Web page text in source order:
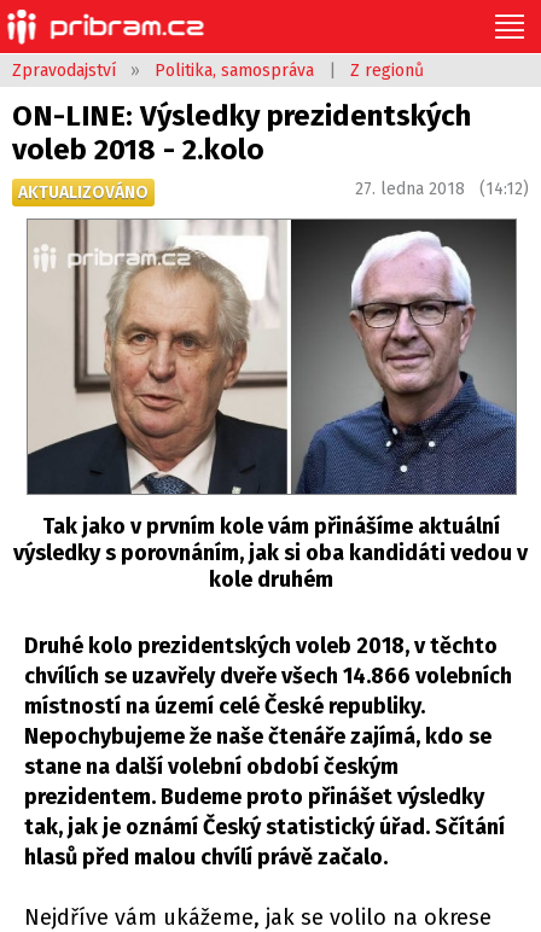
Zpravodajství » Politika, samospráva Z regionů
ON-LINE: Výsledky prezidentských
voleb 2018 - 2.kolo
AKTUALIZOVÁNO 27. ledna 2018 (14:12)
Tak jako v prvním kole vám přinášíme aktuální
výsledky s porovnáním, jak si oba kandidáti vedou v
kole druhém
Druhé kolo prezidentských voleb 2018, v těchto
chvílích se uzavřely dveře všech 14.866 volebních
místností na území celé České republiky.
Nepochybujeme že naše čtenáře zajímá, kdo se
stane na další volební období českým
prezidentem. Budeme proto přinášet výsledky
tak, jak je oznámí Český statistický úřad. Sčítání
hlasů před malou chvílí právě začalo.
Nejdříve vám ukážeme, jak se volilo na okrese